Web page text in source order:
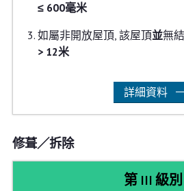
≤ 600毫米
如屬非開放屋頂, 該屋頂並無
> 12米
詳細資料
修葺／拆除
第 III 級別